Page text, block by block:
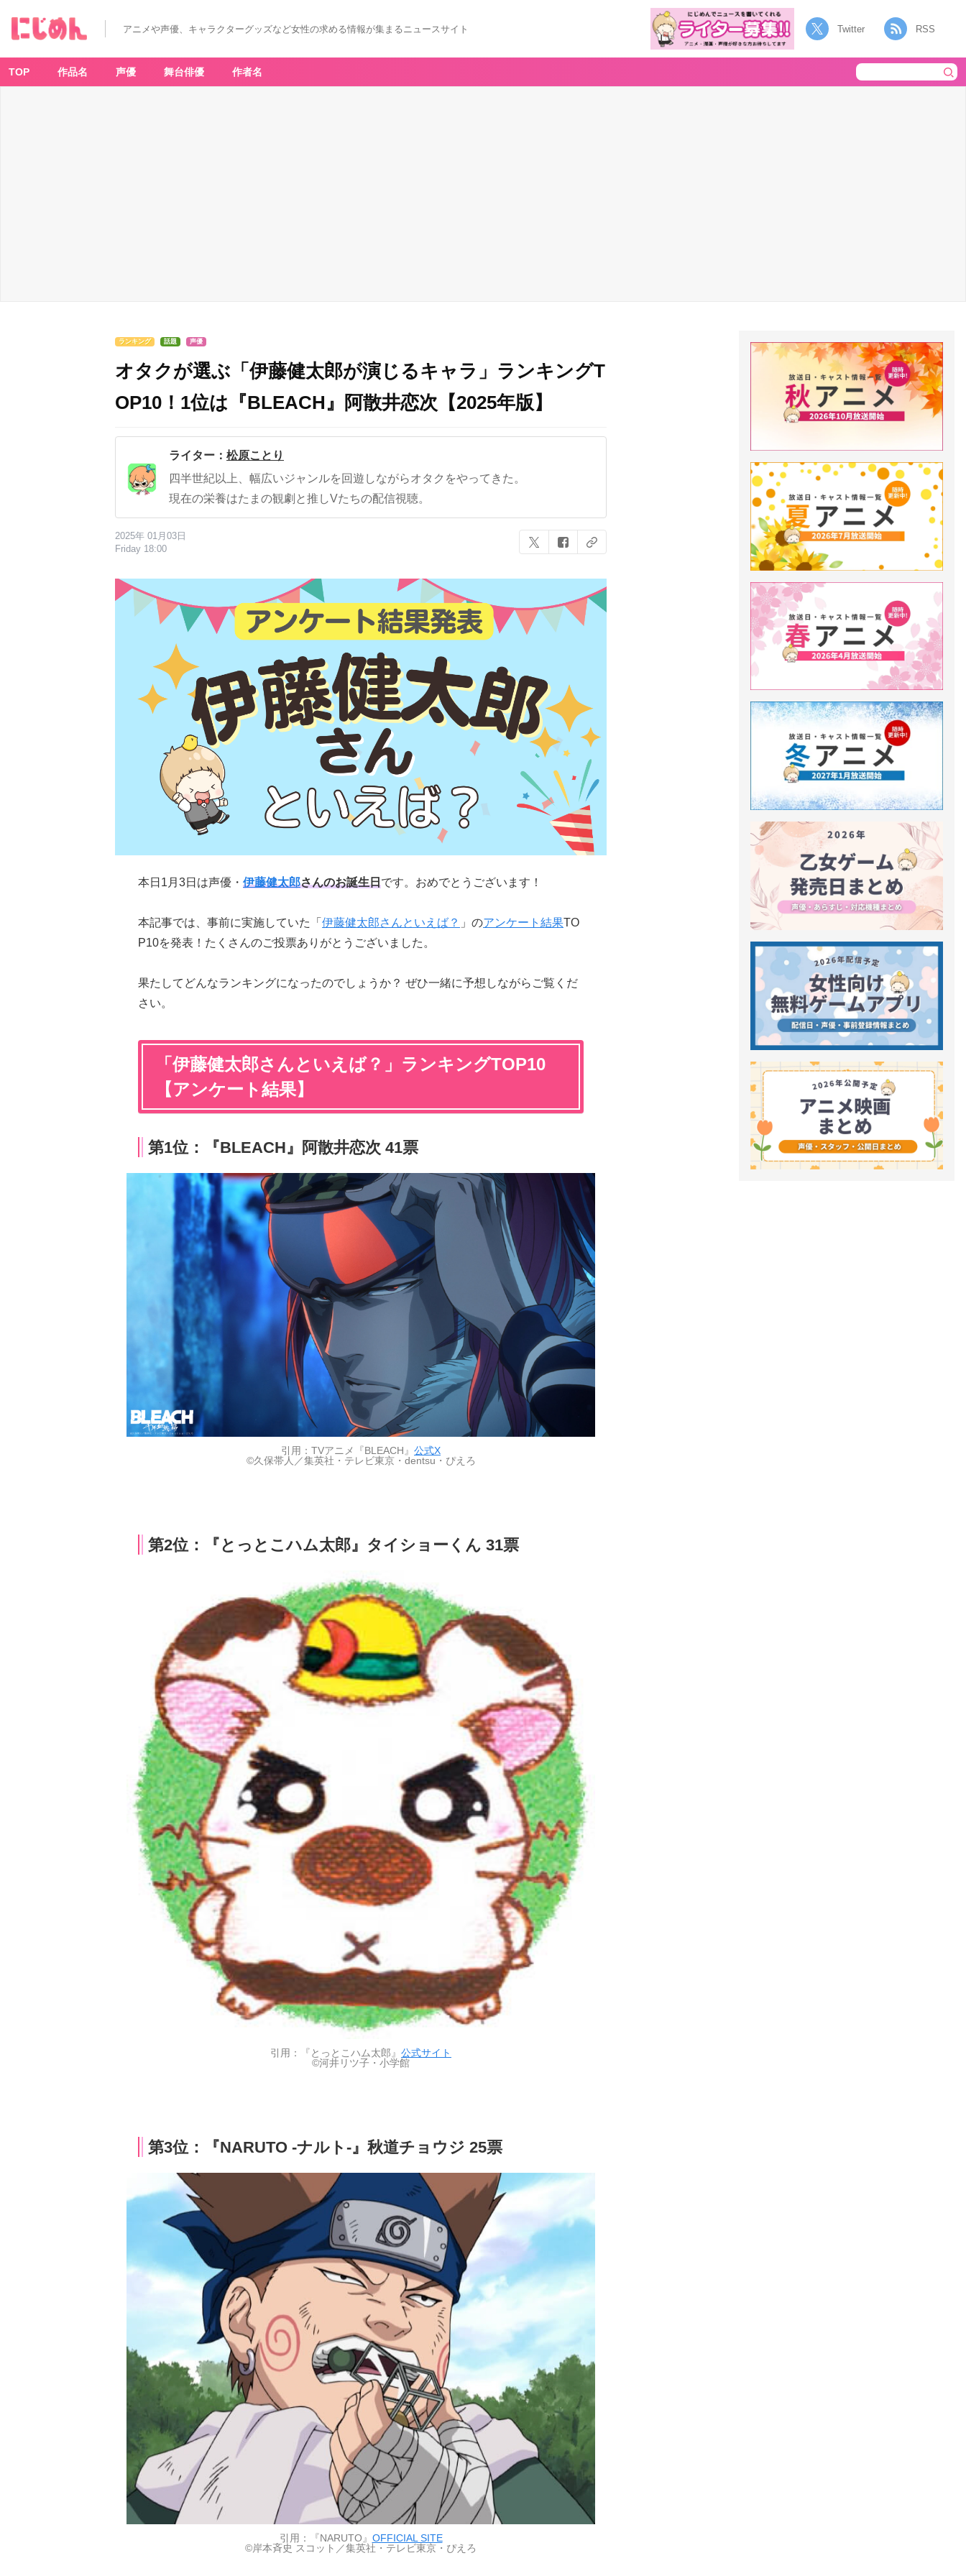
アニメや声優、キャラクターグッズなど女性の求める情報が集まるニュースサイト Twitter RSS
TOP 作品名 声優 舞台俳優 作者名
ランキング 話題 声優
オタクが選ぶ「伊藤健太郎が演じるキャラ」ランキングT
OP10！1位は『BLEACH』阿散井恋次【2025年版】
ライター： 松原ことり
四半世紀以上、幅広いジャンルを回遊しながらオタクをやってきた。
現在の栄養はたまの観劇と推しVたちの配信視聴。
2025年 01月03日
Friday 18:00
本日1月3日は声優・ 伊藤健太郎さんのお誕生日です。おめでとうございます！
本記事では、事前に実施していた「 伊藤健太郎さんといえば？ 」のアンケート結果TO
P10を発表！たくさんのご投票ありがとうございました。
果たしてどんなランキングになったのでしょうか？ ぜひ一緒に予想しながらご覧くだ
さい。
「伊藤健太郎さんといえば？」ランキングTOP10
【アンケート結果】
第1位：『BLEACH』阿散井恋次 41票
引用：TVアニメ『BLEACH』 公式X
©久保帯人／集英社・テレビ東京・dentsu・ぴえろ
第2位：『とっとこハム太郎』タイショーくん 31票
引用：『とっとこハム太郎』 公式サイト
©河井リツ子・小学館
第3位：『NARUTO -ナルト-』秋道チョウジ 25票
引用：『NARUTO』 OFFICIAL SITE
©岸本斉史 スコット／集英社・テレビ東京・ぴえろ